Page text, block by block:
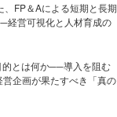
、FP＆Aによる短期と長期
経営可視化と人材育成の
的とは何か──導入を阻む
営企画が果たすべき「真の